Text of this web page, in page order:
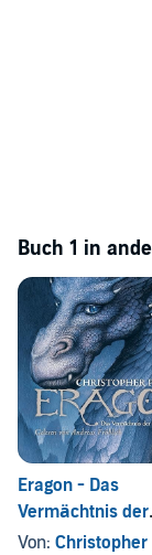
Buch 1 in
Eragon - Das
Vermächtnis der
Drachenreiter
Von: Christopher